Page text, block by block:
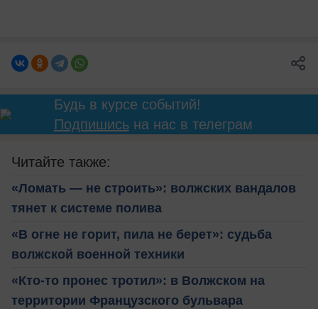
Будь в курсе событий!
Подпишисьна нас в телеграм
Читайте также:
«Ломать — не строить»: волжских вандалов
тянет к системе полива
«В огне не горит, пила не берет»: судьба
волжской военной техники
«Кто-то пронес тротил»: в Волжском на
территории Французского бульвара